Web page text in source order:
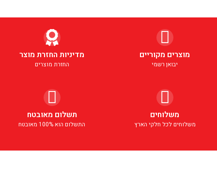
מוצרים מקוריים
יבואן רשמי
מדיניות החזרת מוצר
החזרת מוצרים
משלוחים
משלוחים לכל חלקי הארץ
תשלום מאובטח
התשלום הוא 100% מאובטח